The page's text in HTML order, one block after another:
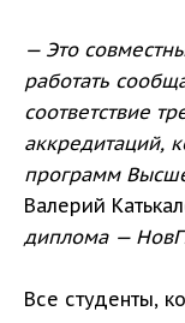
— Это
работать
соответствие
аккредитаций,
программ
Валерий
диплома —
Все студенты,